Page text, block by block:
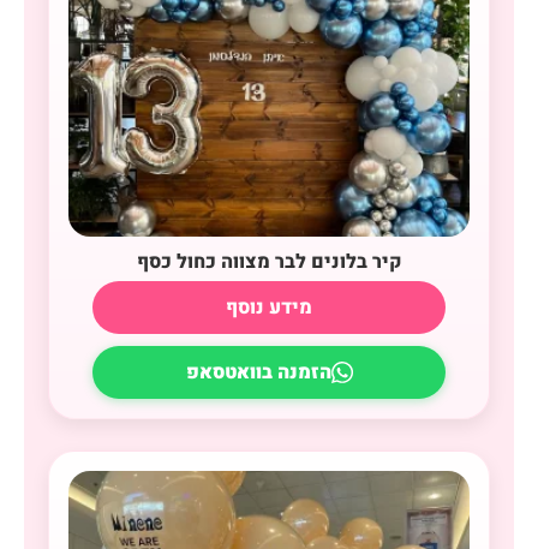
קיר בלונים לבר מצווה כחול כסף
מידע נוסף
הזמנה בוואטסאפ